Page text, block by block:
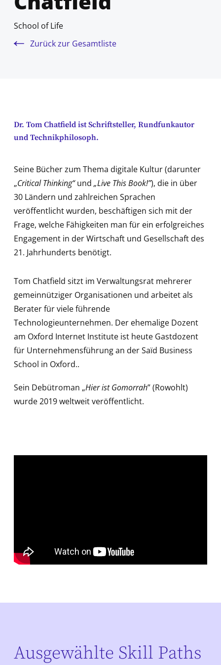
School of Life
Zurück zur Gesamtliste
Dr. Tom Chatfield ist Schriftsteller, Rundfunkautor
und Technikphilosoph.
Seine Bücher zum Thema digitale Kultur (darunter
„Critical Thinking“und „Live This Book!”), die in über
30 Ländern und zahlreichen Sprachen
veröffentlicht wurden, beschäftigen sich mit der
Frage, welche Fähigkeiten man für ein erfolgreiches
Engagement in der Wirtschaft und Gesellschaft des
21. Jahrhunderts benötigt.
Tom Chatfield sitzt im Verwaltungsrat mehrerer
gemeinnütziger Organisationen und arbeitet als
Berater für viele führende
Technologieunternehmen. Der ehemalige Dozent
am Oxford Internet Institute ist heute Gastdozent
für Unternehmensführung an der Saïd Business
School in Oxford..
Sein Debütroman „Hier ist Gomorrah” (Rowohlt)
wurde 2019 weltweit veröffentlicht.
Ausgewählte Skill Paths